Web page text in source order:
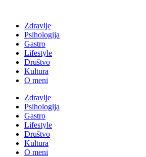
Zdravlje
Psihologija
Gastro
Lifestyle
Društvo
Kultura
O meni
Zdravlje
Psihologija
Gastro
Lifestyle
Društvo
Kultura
O meni